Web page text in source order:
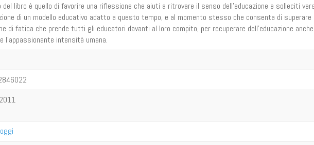
del libro è quello di favorire una riflessione che aiuti a ritrovare il senso dell'educazione e solleciti
di un modello educativo adatto a questo tempo, e al momento stesso che consenta di superare
di fatica che prende tutti gli educatori davanti al loro compito, per recuperare dell'educazione
l'appassionante intensità umana.